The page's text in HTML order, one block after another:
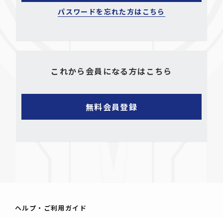
パスワードを忘れた方はこちら
これから会員になる方はこちら
ヘルプ・ご利用ガイド